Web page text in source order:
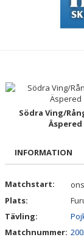
BILDGALLERI
DOKUMENT
VÅRA LAG/TRÄNARE
MATCHER
STYRELSE
SPONSRING
Södra Ving/
Äspered
INFORMATION
Matchstart:
Plats:
Tävling:
Matchnummer: